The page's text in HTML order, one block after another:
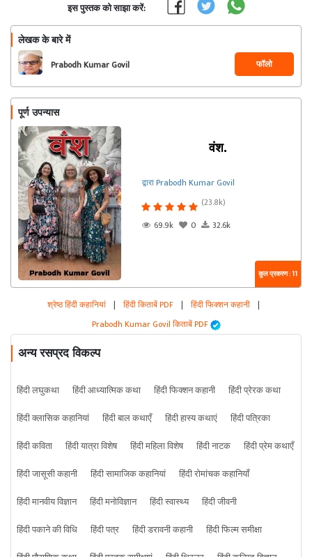
इस पुस्तक को साझा करें:
लेखक के बारे में
Prabodh Kumar Govil फॉलो
पूर्ण उपन्यास
वंश.
द्वारा Prabodh Kumar Govil
(23.8k)
69.9k
0 32.6k
कुल प्रकरण : 11
श्रेष्ठ हिंदी कहानियां | हिंदी किताबें PDF | हिंदी फिक्शन कहानी |
Prabodh Kumar Govil किताबें PDF
अन्य रसप्रद विकल्प
हिंदी लघुकथा हिंदी आध्यात्मिक कथा हिंदी फिक्शन कहानी
हिंदी प्रेरक कथा
हिंदी क्लासिक कहानियां
हिंदी बाल कथाएँ हिंदी हास्य कथाएं
हिंदी पत्रिका
हिंदी कविता
हिंदी यात्रा विशेष हिंदी महिला विशेष हिंदी नाटक
हिंदी प्रेम कथाएँ
हिंदी जासूसी कहानी
हिंदी सामाजिक कहानियां
हिंदी रोमांचक कहानियाँ
हिंदी मानवीय विज्ञान
हिंदी मनोविज्ञान हिंदी स्वास्थ्य
हिंदी जीवनी
हिंदी पकाने की विधि
हिंदी पत्र हिंदी डरावनी कहानी
हिंदी फिल्म समीक्षा